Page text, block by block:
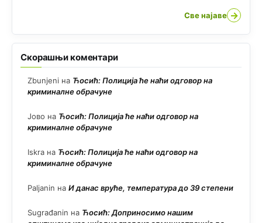
Све најаве →
Скорашњи коментари
Zbunjeni на Ћосић: Полиција ће наћи одговор на
криминалне обрачуне
Јово на Ћосић: Полиција ће наћи одговор на
криминалне обрачуне
Iskra на Ћосић: Полиција ће наћи одговор на
криминалне обрачуне
Paljanin на И данас вруће, температура до 39 степени
Sugrađanin на Ћосић: Доприносимо нашим